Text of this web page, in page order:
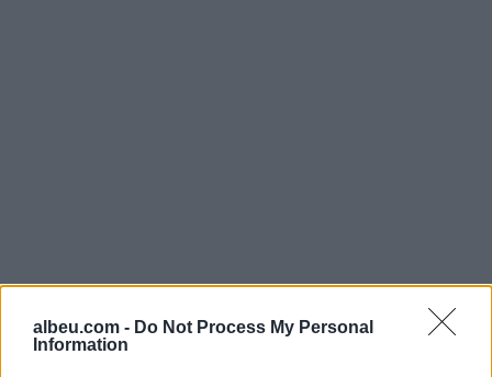
albeu.com - Do Not Process My Personal
Information
Tags:
aksidentohet , butrint imeri ,
butrint